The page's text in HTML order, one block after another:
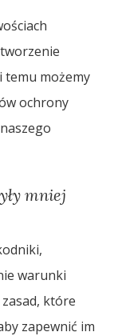
temu możemy
ochrony
mniej
warunki
które
zapewnić im